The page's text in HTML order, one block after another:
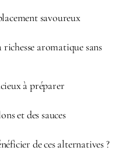
savoureux
aromatique sans
à préparer
et des sauces
de ces alternatives ?